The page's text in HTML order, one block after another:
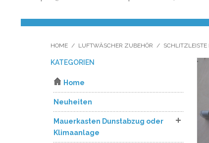
HOME / LUFTWÄSCHER ZUBEHÖR / SCHLITZLEISTE
KATEGORIEN
Home
Neuheiten
Mauerkasten Dunstabzug oder
Klimaanlage